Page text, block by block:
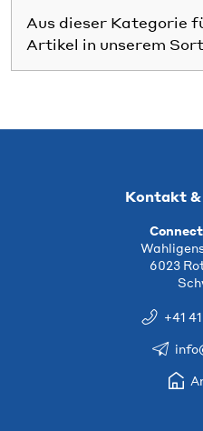
Aus dieser Kategorie
Artikel in unserem
Kontakt
6023
+41